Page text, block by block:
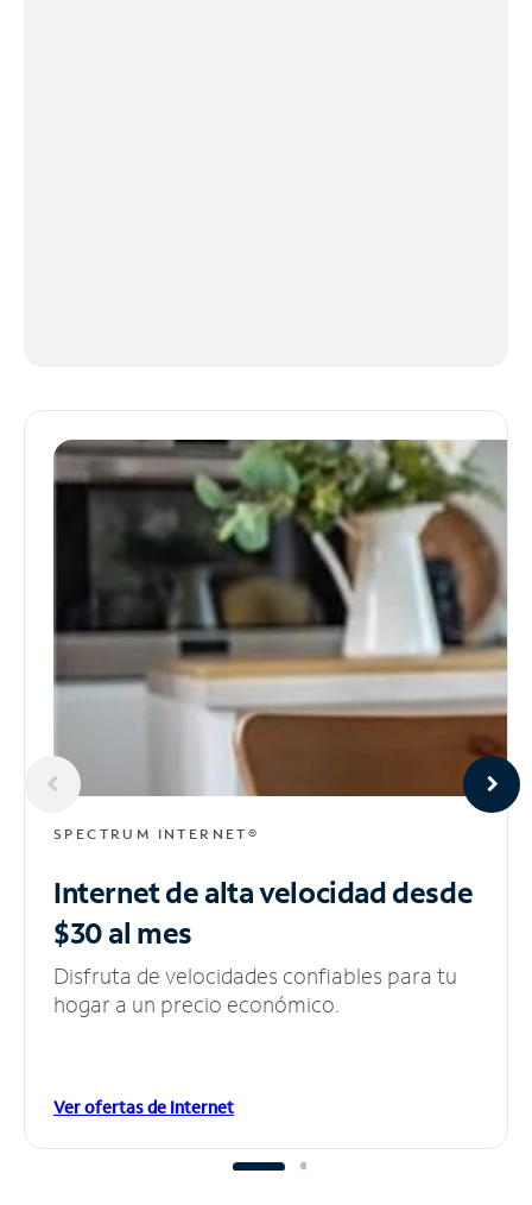
SPECTRUM INTERNET®
Internet de alta velocidaddesde
$30 al mes
Disfruta de velocidades confiables para tu
hogar a un precio económico.
Ver ofertas de Internet